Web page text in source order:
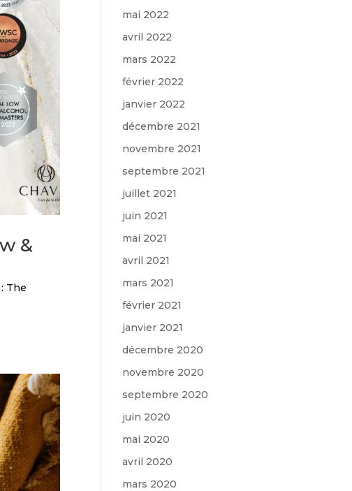
&
The
mai 2022
avril 2022
mars 2022
février 2022
janvier 2022
décembre 2021
novembre 2021
septembre 2021
juillet 2021
juin 2021
mai 2021
avril 2021
mars 2021
février 2021
janvier 2021
décembre 2020
novembre 2020
septembre 2020
juin 2020
mai 2020
avril 2020
mars 2020